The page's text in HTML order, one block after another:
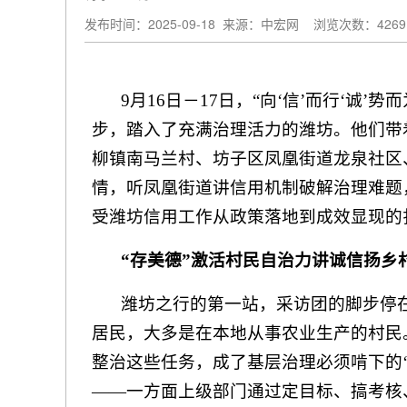
发布时间：2025-09-18 来源：中宏网 浏览次数：4269